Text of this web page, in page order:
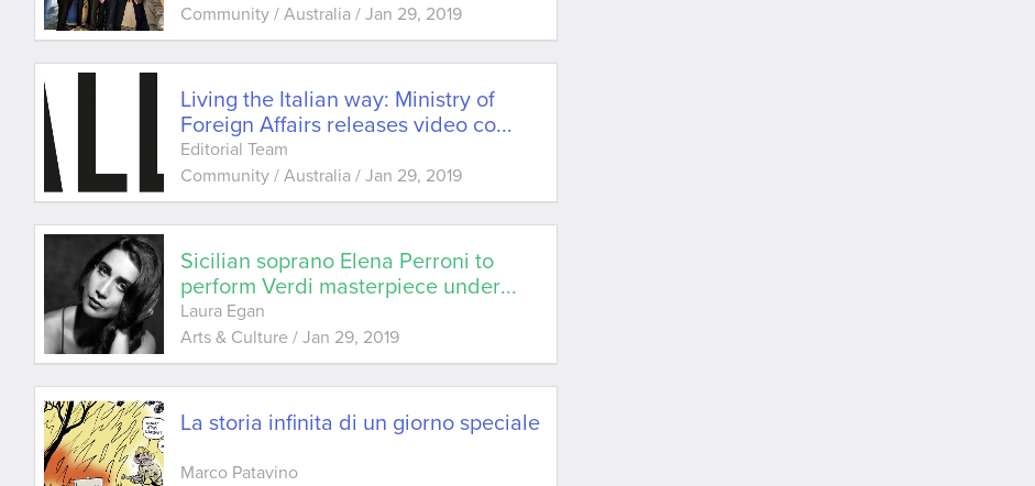
Community / Australia /Jan 29, 2019
Living the Italian way: Ministry of
Foreign Affairs releases video co...
Editorial Team
Community / Australia /Jan 29, 2019
Sicilian soprano Elena Perroni to
perform Verdi masterpiece under...
Laura Egan
Arts & Culture /Jan 29, 2019
La storia infinita di un giorno speciale
Marco Patavino